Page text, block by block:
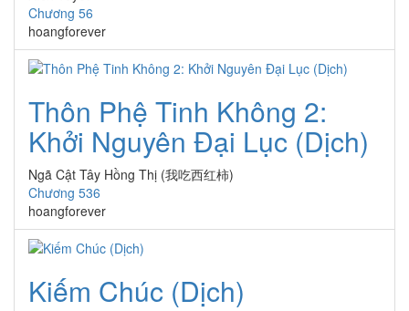
Chương 56
hoangforever
Thôn Phệ Tinh Không 2:
Khởi Nguyên Đại Lục (Dịch)
Ngã Cật Tây Hồng Thị (我吃西红柿)
Chương 536
hoangforever
Kiếm Chúc (Dịch)